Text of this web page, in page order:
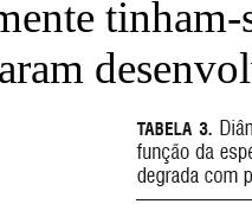
tinham-